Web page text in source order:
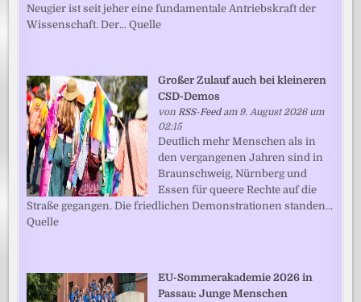
Neugier ist seit jeher eine fundamentale Antriebskraft der
Wissenschaft. Der... Quelle
Großer Zulauf auch bei kleineren
CSD-Demos
vonRSS-Feedam 9. August 2026 um
02:15
Deutlich mehr Menschen als in
den vergangenen Jahren sind in
Braunschweig, Nürnberg und
Essen für queere Rechte auf die
Straße gegangen. Die friedlichen Demonstrationen standen...
Quelle
EU-Sommerakademie 2026 in
Passau: Junge Menschen